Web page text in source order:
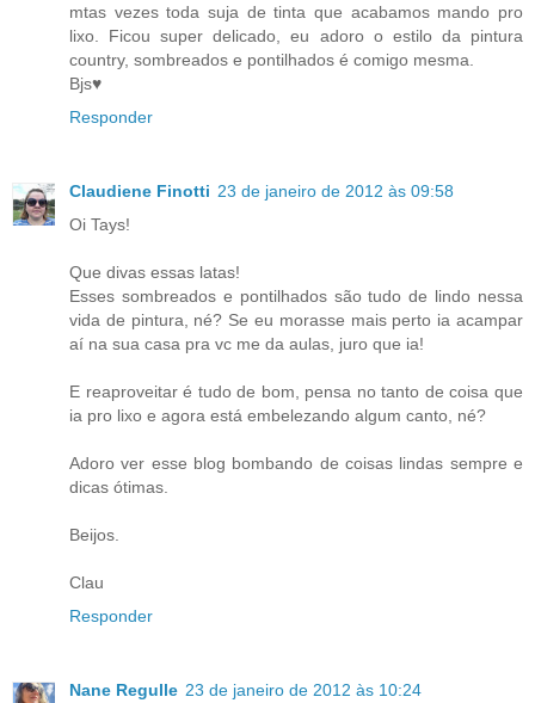
mtas vezes toda suja de tinta que acabamos mando pro
lixo. Ficou super delicado, eu adoro o estilo da pintura
country, sombreados e pontilhados é comigo mesma.
Bjs♥
Responder
Claudiene Finotti 23 de janeiro de 2012 às 09:58
Oi Tays!
Que divas essas latas!
Esses sombreados e pontilhados são tudo de lindo nessa
vida de pintura, né? Se eu morasse mais perto ia acampar
aí na sua casa pra vc me da aulas, juro que ia!
E reaproveitar é tudo de bom, pensa no tanto de coisa que
ia pro lixo e agora está embelezando algum canto, né?
Adoro ver esse blog bombando de coisas lindas sempre e
dicas ótimas.
Beijos.
Clau
Responder
Nane Regulle 23 de janeiro de 2012 às 10:24